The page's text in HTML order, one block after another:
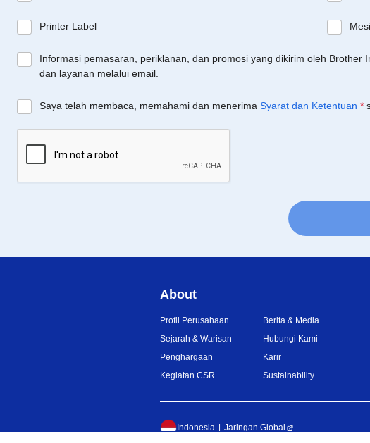
Printer Label
Informasi pemasaran, periklanan, dan promosi yang dikirim oleh
dan layanan melalui email.
Saya telah membaca, memahami dan menerima Syarat dan Ketentuan *
About
Profil Perusahaan
Sejarah & Warisan
Penghargaan
Kegiatan CSR
Berita & Media
Hubungi Kami
Karir
Sustainability
Indonesia Jaringan Global